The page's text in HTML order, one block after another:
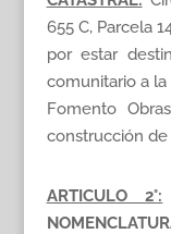
655 C, Parcela
por estar
comunitario a
Fomento
construcción
ARTICULO 2°: